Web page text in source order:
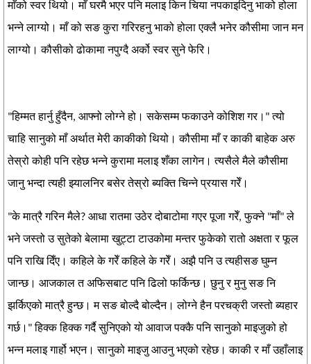
माँको स्वर थियो। माँ घरमै भएर पनि मलाइ किन चिया नपकाइदिनु भाको होला
भन्ने लाग्यो। माँ को सङ कुरा गरिरहनु भाको होला एक्लै भनेर कौसीमा जान मन
लाग्यो। कौसीको ढोकामा नपुग्दै अर्को स्वर सुने फेरि।
"हिम्मत हार्नु हुँदैन, आफ्नो लोग्ने हो। सकेसम्म फकाउने कोशिश गर।" त्यो
चाहि सानुको माँ अर्थात मेरी काकीको थियो। कौसीमा माँ र काकी बाहेक अरु
तेस्रो कोही पनि रहेछ भन्ने कुरामा मलाइ शँका लागेन। त्यसैले मैले कौसीमा
जानु भन्दा त्यही झ्यालनिर बसेर तेस्रो ब्यक्ति चिन्ने प्रयास गरेँ।
"के मात्रै गरिन मैले? आधा रातमा उठेर दोबाटोमा गएर पूजा गरेँ, फुक्ने "माँ" ले
भने जस्तो उ सुतेको बेलामा खुट्टा टाउकोमा मन्तर फुकेको रातो अक्षता र फूल
पनि राखि दिँए। कहिले के गरेँ कहिले के गरेँ। अझै पनि उ त्यहीसङ घुम्न
जान्छ। आजकाल त अफिसबाट पनि ढिलो फर्किन्छ। छुनु र मुनु सङ नि
झर्किएको मात्रै हुन्छ। म सङ बोल्दै बोल्दैन। लोग्ने हैन परचक्री जस्तो ब्यहार
गर्छ।" हिक्क हिक्क गर्दै सुनिएको यो आवाज पक्कै पनि सानुको माइजुको हो
भन्न मलाइ गार्हो भएन। सानुको माइजु आउनु भएको रहेछ। काकी र माँ उहाँलाइ